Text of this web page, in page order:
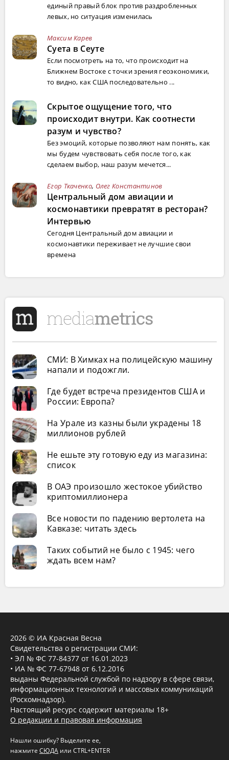
единый правый блок против раздробленных
левых, но ситуация изменилась
Максим Карев
Суета в Сеуте
Если посмотреть на то, что происходит на
Ближнем Востоке с точки зрения геоэкономики,
то видно, как США последовательно ...
Скрытое ощущение того, что
происходит внутри. Как соотнести
разум и чувство?
Без эмоций, которые позволяют нам понять, как
мы будем чувствовать себя после того, как
сделаем выбор, наш разум мечется...
Егор Ткаченко, Олег Константинов
Центральный дом авиации и
космонавтики превратят в ресторан?
Интервью
Сегодня Центральный дом авиации и
космонавтики переживает не лучшие свои
времена
СМИ: В Химках на полицейскую машину
напали и подожгли.
Где будет встреча президентов США и
России: Европа?
На Урале из казны были украдены 18
миллионов рублей
Не ешьте эту готовую еду из магазина:
список
В ОАЭ произошло жестокое убийство
криптомиллионера
Все новости по падению вертолета на
Кавказе: читать здесь
Таких событий не было с 1945: чего
ждать всем нам?
2026 © ИА Красная Весна
Свидетельства о регистрации СМИ:
• ЭЛ № ФС 77-84377 от 16.01.2023
• ИА № ФС 77-67948 от 6.12.2016
выданы Федеральной службой по надзору в сфере связи,
информационных технологий и массовых коммуникаций
(Роскомнадзор).
Настоящий ресурс содержит материалы 18+
О редакции и правовая информация
Нашли ошибку? Выделите ее,
нажмите СЮДА или CTRL+ENTER